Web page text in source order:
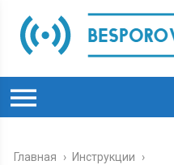
Главная › Инструкции ›